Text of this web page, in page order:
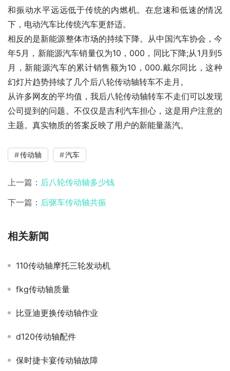
和振动水平远远低于传统的内燃机。在怠速和低速的情况
下，电动汽车比传统汽车更舒适。
相反的是新能源整体市场的持续下降。从中国汽车协会，今
年5月，新能源汽车销量仅为10，000，同比下降;从1月到5
月，新能源汽车的累计销售额为10，000.戴尔同比，这种
幻灯片趋势持续了几个后八轮传动轴转车不走月。
从许多网友的平均值，我后八轮传动轴转车不走们可以发现
公司提到的问题。不仅仅是吉利汽车担心，这是用户注意的
主题。真实物质的答案反映了用户的新能量蒸汽。
传动轴 汽车
上一篇： 后八轮传动轴多少钱
下一篇： 后驱车传动轴共振
相关新闻
110传动轴摩托三轮发动机
fkg传动轴质量
比亚迪更换传动轴作业
d120传动轴配件
保时捷卡宴传动轴故障